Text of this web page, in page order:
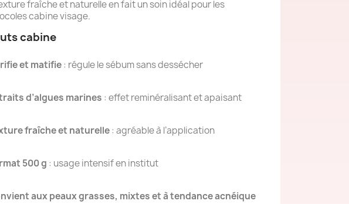
fraîche et naturelle en fait un soin idéal pour les
cabine visage.
cabine
et matifie: régule le sébum sans dessécher
d’algues marines : effet reminéralisant et apaisant
fraîche et naturelle: agréable à l’application
500 g : usage intensif en institut
aux peaux grasses, mixtes et à tendance acnéique